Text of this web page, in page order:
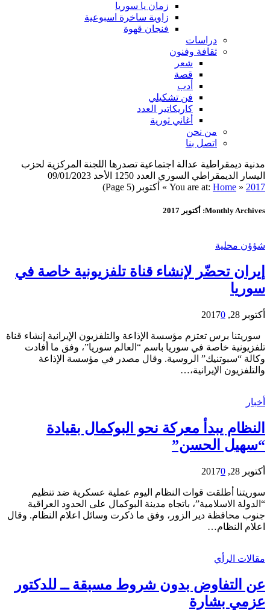
زمان يا سوريا
زاوية ساخرة اسبوعية
فنجان قهوة
دراسات
ثقافة وفنون
شعر
قصة
أدب
فن تشكيلي
كاريكاتير العدد
أغاني ثورية
من نحن
اتصل بنا
مدنية ديمقراطية عدالة اجتماعية تصدرها اللجنة المركزية لحزب
اليسار الديمقراطي السوري العدد 1250 الأحد 09/01/2023
You are at: Home » 2017
» أكتوبر (Page 5)
Monthly Archives: أكتوبر 2017
شؤؤن محلية
إيران تحضّر لإنشاء قناة تلفزيونية خاصة في
سوريا
أكتوبر 28, 2017 0
سوريتنا برس تعتزم مؤسسة الإذاعة والتلفزيون الإيرانية إنشاء قناة
تلفزيونية خاصة في سوريا باسم “العالم سوريا”، وفق ما أفادت
وكالة “سبوتنيك” الروسية. وقال مصدر في مؤسسة الإذاعة
والتلفزيون الإيرانية،…
أخبار
النظام يبدأ معركة نحو البوكمال بقيادة
“سهيل الحسن”
أكتوبر 28, 2017 0
سوريتنا أطلقت قوات النظام اليوم عملية عسكرية ضد تنظيم
“الدولة الاسلامية”، باتجاه مدينة البوكمال على الحدود العراقية
جنوب محافظة دير الزور، وفق ما ذكرت وسائل اعلام النظام. وقال
اعلام النظام…
مقالات الرأي
عن التفاوض بدون شروط مسبقة ــ للدكتور
عزمي بشارة